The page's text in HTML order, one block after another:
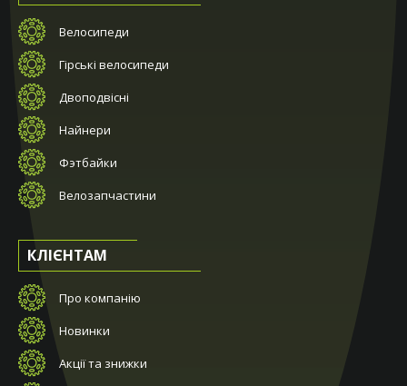
Велосипеди
Гірські велосипеди
Двоподвісні
Найнери
Фэтбайки
Велозапчастини
КЛІЄНТАМ
Про компанію
Новинки
Акції та знижки